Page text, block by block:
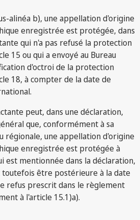
alinéa b), une appellation d'origine
enregistrée est protégée, dans
qui n'a pas refusé la protection
15 ou qui a envoyé au Bureau
d'octroi de la protection
18, à compter de la date de
peut, dans une déclaration,
que, conformément à sa
régionale, une appellation d'origine
enregistrée est protégée à
est mentionnée dans la déclaration,
être postérieure à la date
refus prescrit dans le règlement
à l'article 15.1)a).